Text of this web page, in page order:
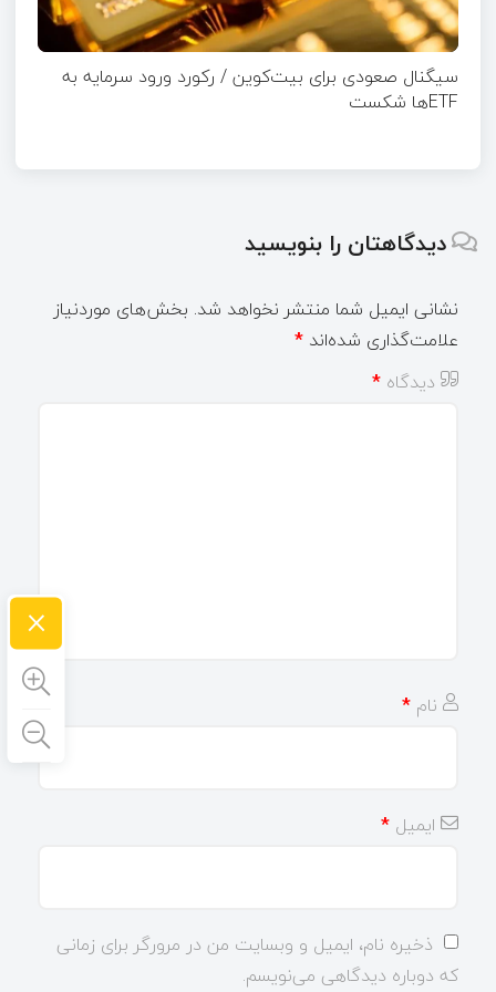
سیگنال صعودی برای بیت‌کوین / رکورد ورود سرمایه به
ETFها شکست
دیدگاهتان را بنویسید
نشانی ایمیل شما منتشر نخواهد شد. بخش‌های موردنیاز
علامت‌گذاری شده‌اند *
دیدگاه *
نام *
ایمیل *
ذخیره نام، ایمیل و وبسایت من در مرورگر برای زمانی
که دوباره دیدگاهی می‌نویسم.
×